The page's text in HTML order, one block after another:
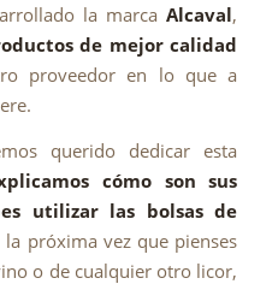
la marcaAlcaval,
de mejor calidad
proveedor en lo que a
querido dedicar esta
cómo son sus
utilizar las bolsas de
la próxima vez que pienses
o de cualquier otro licor,